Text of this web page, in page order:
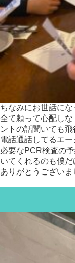
ちなみにお世話にな
全て頼って心配し
ントの話聞いても
電話通話してるエ
必要なPCR検査の
いてくれるのも僕だ
ありがとうございま